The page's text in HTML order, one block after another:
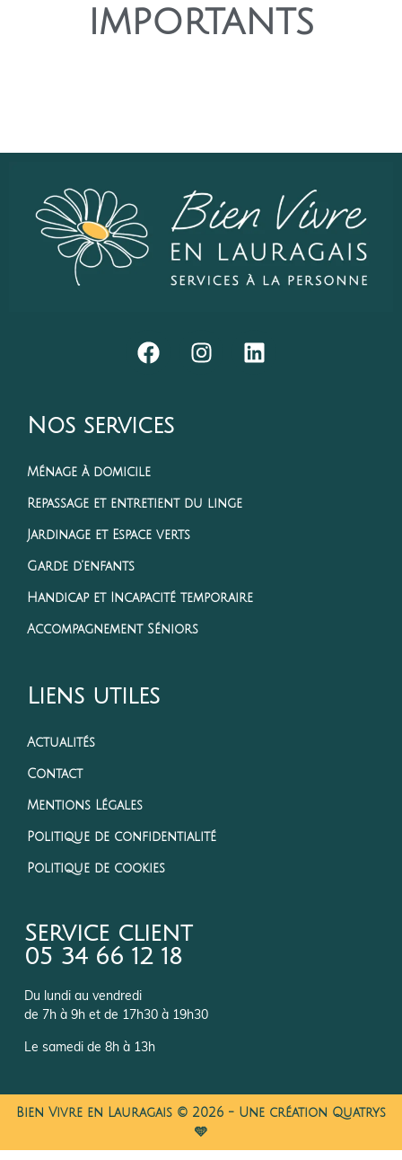
importants
Nos services
Ménage à domicile
Repassage et entretient du linge
Jardinage et Espace verts
Garde d’enfants
Handicap et Incapacité temporaire
Accompagnement Séniors
Liens utiles
Actualités
Contact
Mentions Légales
Politique de confidentialité
Politique de cookies
Service client
05 34 66 12 18
Du lundi au vendredi
de 7h à 9h et de 17h30 à 19h30
Le samedi de 8h à 13h
Bien Vivre en Lauragais © 2026 - Une création Quatrys
🩵